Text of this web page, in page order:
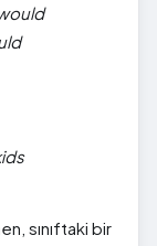
sınıftaki bir